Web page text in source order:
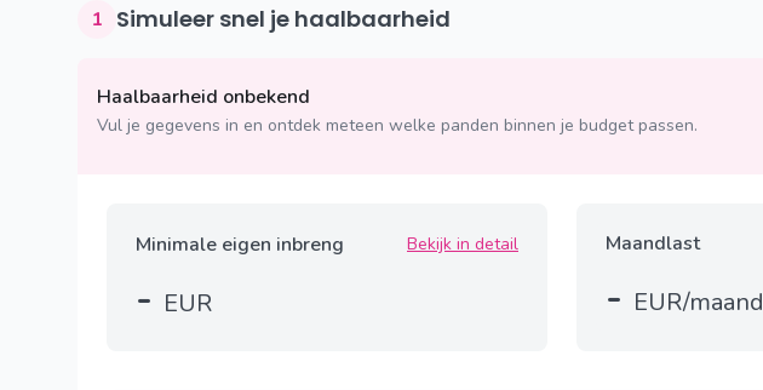
1 Simuleer snel je haalbaarheid
Haalbaarheid onbekend
Vul je gegevens in en ontdek meteen welke panden binnen je budget passen.
Minimale eigen inbreng Bekijk in detail
- EUR
Maandlast
- EUR/maand